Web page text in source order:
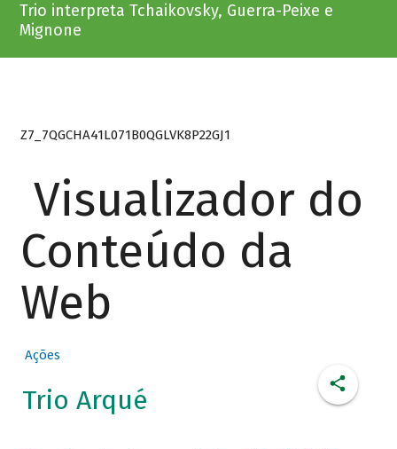
Trio interpreta Tchaikovsky, Guerra-Peixe e
Mignone
Z7_7QGCHA41L071B0QGLVK8P22GJ1
Visualizador do
Conteúdo da
Web
Ações
Trio Arqué